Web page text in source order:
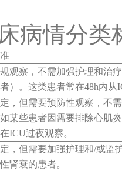
病情分类
观察，不需加强护理和治
）。这类患者常在48h内从
，但需要预防性观察，不
某些患者因需要排除心肌
ICU过夜观察。
，但需要加强护理和/或监
肾衰的患者。